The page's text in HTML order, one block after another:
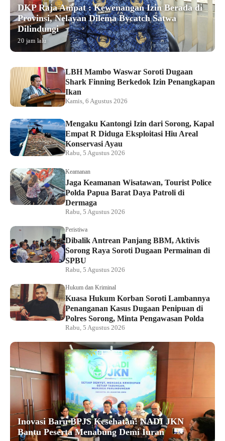
DKP Raja Ampat : Kewenangan Izin Berada di
Provinsi, Nelayan Dilema Bycatch Satwa
Dilindungi
20 jam lalu
LBH Mambo Waswar Soroti Dugaan
Shark Finning Berkedok Izin Penangkapan
Ikan
Kamis, 6 Agustus 2026
Mengaku Kantongi Izin dari Sorong, Kapal
Empat R Diduga Eksploitasi Hiu Areal
Konservasi Ayau
Rabu, 5 Agustus 2026
Keamanan
Jaga Keamanan Wisatawan, Tourist Police
Polda Papua Barat Daya Patroli di
Dermaga
Rabu, 5 Agustus 2026
Peristiwa
Dibalik Antrean Panjang BBM, Aktivis
Sorong Raya Soroti Dugaan Permainan di
SPBU
Rabu, 5 Agustus 2026
Hukum dan Kriminal
Kuasa Hukum Korban Soroti Lambannya
Penanganan Kasus Dugaan Penipuan di
Polres Sorong, Minta Pengawasan Polda
Rabu, 5 Agustus 2026
Inovasi Baru BPJS Kesehatan: NADI JKN
Bantu Peserta Menabung Demi Iuran